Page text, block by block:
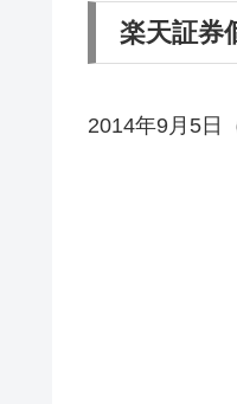
楽天証券
2014年9月5日